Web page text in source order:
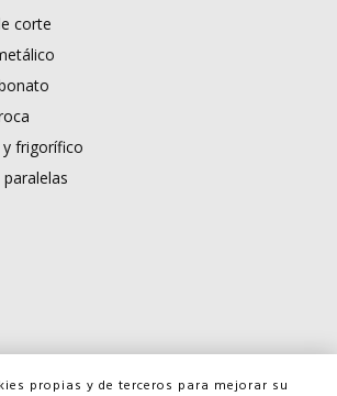
corte
y frigorífico
© Copyright - FERROSUR2026
propias y de terceros para mejorar su